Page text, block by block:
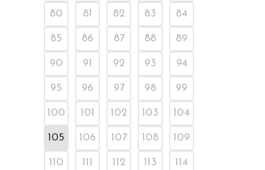
80 81 82 83 84
85 86 87 88 89
90 91 92 93 94
95 96 97 98 99
100 101 102 103 104
105 106 107 108 109
110 111 112 113 114